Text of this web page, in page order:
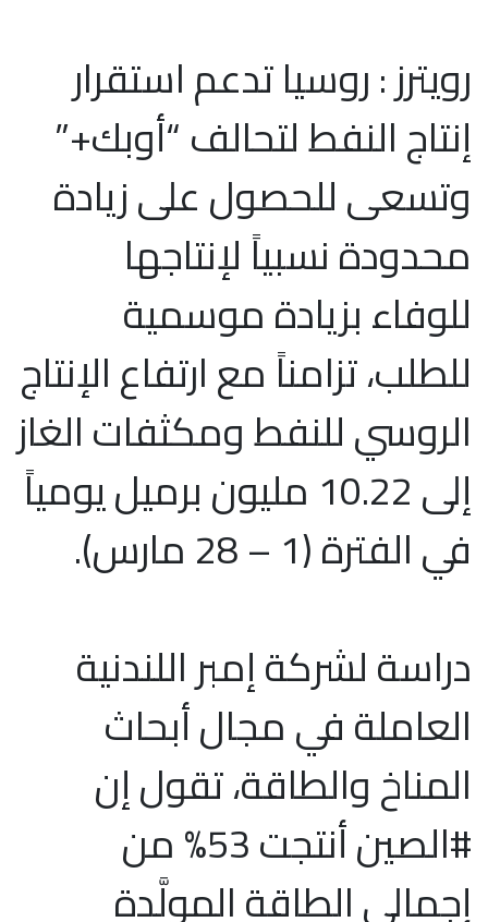
رويترز : روسيا تدعم استقرار
إنتاج النفط لتحالف “أوبك+”
وتسعى للحصول على زيادة
محدودة نسبياً لإنتاجها
للوفاء بزيادة موسمية
للطلب، تزامناً مع ارتفاع الإنتاج
الروسي للنفط ومكثفات الغاز
إلى 10.22 مليون برميل يومياً
في الفترة (1 – 28 مارس).
دراسة لشركة إمبر اللندنية
العاملة في مجال أبحاث
المناخ والطاقة، تقول إن
#الصين أنتجت 53% من
إجمالي الطاقة المولَّدة